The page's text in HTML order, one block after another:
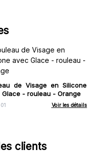
de Visage en Silicone
Glace - rouleau - Orange
Voir les détails
clients